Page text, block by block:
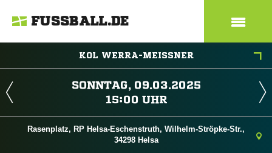
FUSSBALL.DE
KOL WERRA-MEISSNER
 
 
Rasenplatz, RP Helsa-Eschenstruth, Wilhelm-Ströpke-Str.,
34298 Helsa